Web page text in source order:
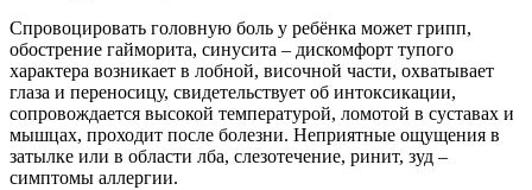
Спровоцировать головную боль у ребёнка может грипп,
обострение гайморита, синусита – дискомфорт тупого
характера возникает в лобной, височной части, охватывает
глаза и переносицу, свидетельствует об интоксикации,
сопровождается высокой температурой, ломотой в суставах и
мышцах, проходит после болезни. Неприятные ощущения в
затылке или в области лба, слезотечение, ринит, зуд –
симптомы аллергии.